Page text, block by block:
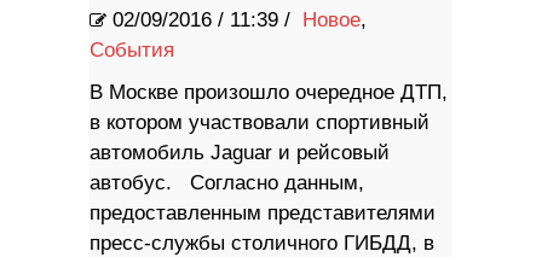
02/09/2016 / 11:39 / Новое,
События
В Москве произошло очередное ДТП,
в котором участвовали спортивный
автомобиль Jaguar и рейсовый
автобус. Согласно данным,
предоставленным представителями
пресс-службы столичного ГИБДД, в